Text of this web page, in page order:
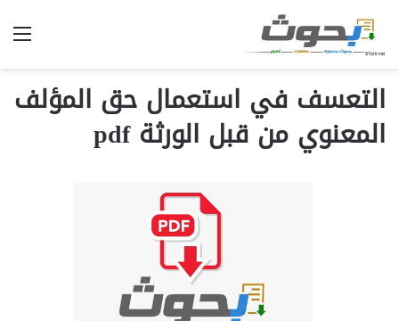
التعسف في استعمال حق المؤلف
المعنوي من قبل الورثة pdf